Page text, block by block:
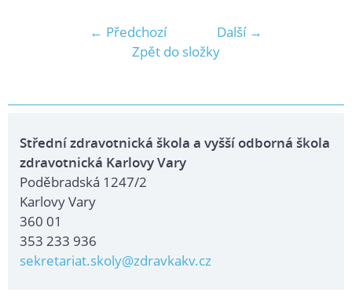
← Předchozí
Další →
Zpět do složky
Střední zdravotnická škola a vyšší odborná škola
zdravotnická Karlovy Vary
Poděbradská 1247/2
Karlovy Vary
360 01
353 233 936
sekretariat.skoly@zdravkakv.cz